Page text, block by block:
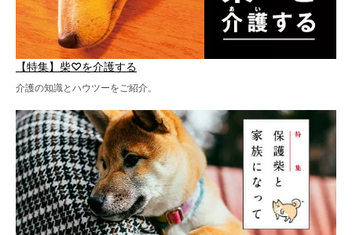
【特集】柴♡を介護する
介護の知識とハウツーをご紹介。